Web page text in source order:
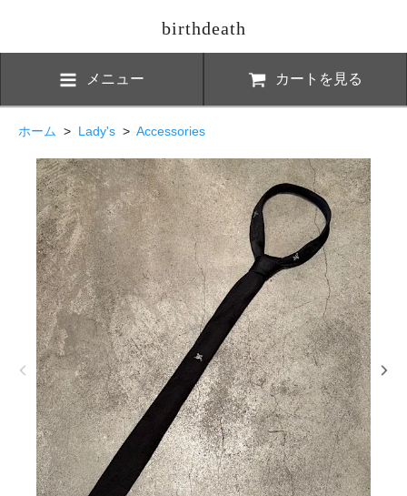
birthdeath
メニュー カートを見る
ホーム > Lady's > Accessories